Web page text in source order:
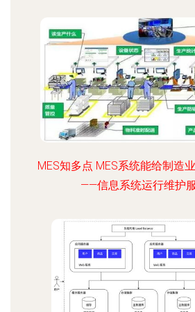
MES知多点 MES系统能给制造
——信息系统运行维护